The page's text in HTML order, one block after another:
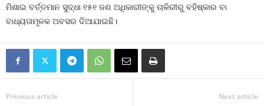
ମିଶାଇ ବର୍ତ୍ତମାନ ସୁଦ୍ଧା ୧୫୧ ଜଣ ଅଧିକାରୀଙ୍କୁ ଚାକିରୀରୁ ବହିଷ୍କାର ବା
ବାଧ୍ୟତାମୂଳକ ଅବସର ଦିଆଯାଇଛି।
Previous article Next article